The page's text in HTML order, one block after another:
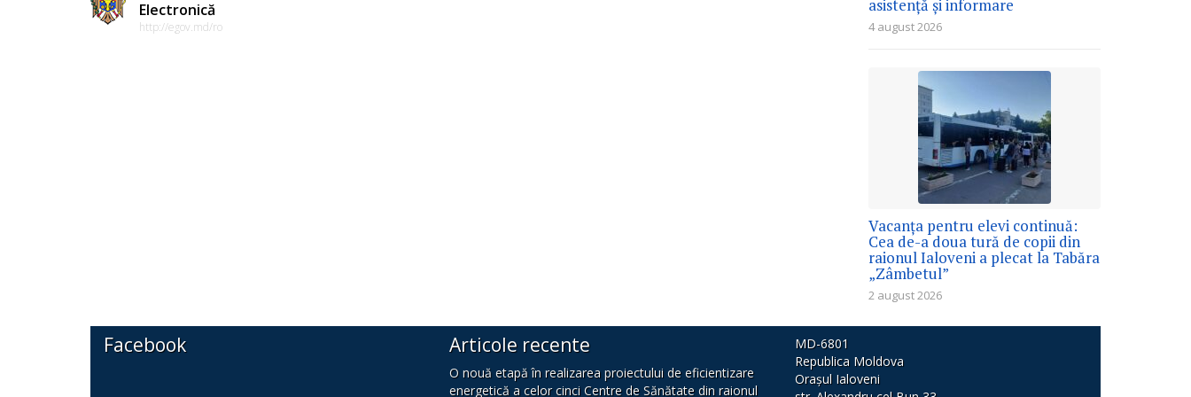
Electronică
http://egov.md/ro
asistență și informare
4 august 2026
Vacanța pentru elevi continuă:
Cea de-a doua tură de copii din
raionul Ialoveni a plecat la Tabăra
„Zâmbetul”
2 august 2026
Facebook Articole recente
O nouă etapă în realizarea proiectului de eficientizare
energetică a celor cinci Centre de Sănătate din raionul
MD-6801
Republica Moldova
Orașul Ialoveni